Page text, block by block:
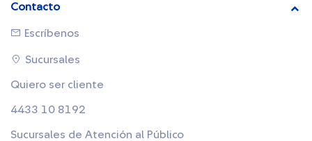
Contacto
Escríbenos
Sucursales
Quiero ser cliente
4433 10 8192
Sucursales de Atención al Público